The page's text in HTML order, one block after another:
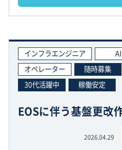
インフラエンジニア
AI
オペレーター
随時募集
30代活躍中
稼働安定
EOSに伴う基盤更改
2026.04.29